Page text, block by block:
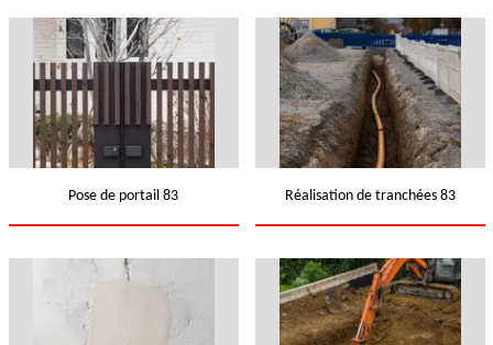
Pose de portail 83 Réalisation de tranchées 83